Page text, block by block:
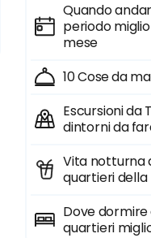
Quando
periodo
mese
10 Cose da
Escursioni da
dintorni da
Vita notturna
quartieri
Dove dormire
quartieri